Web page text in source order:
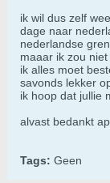
ik wil dus zelf
dage naar
nederlandse
maaar ik zou
ik alles moet
savonds lekker
ik hoop dat jullie
alvast bedankt
Tags: Geen